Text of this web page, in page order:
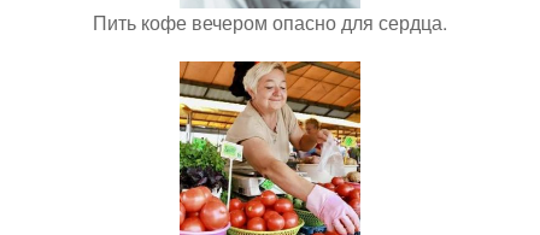
Пить кофе вечером опасно для сердца.